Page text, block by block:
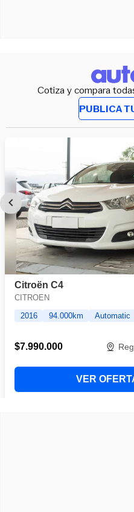
Cotiza y compara
PUBLICA